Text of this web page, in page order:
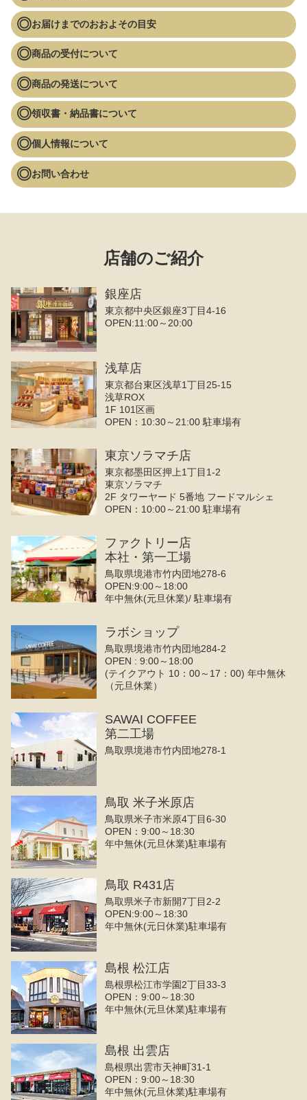
お届けまでのおおよその目安
商品の受付について
商品の発送について
領収書・納品書について
個人情報について
お問い合わせ
店舗のご紹介
銀座店
東京都中央区銀座3丁目4‐16
OPEN:11:00～20:00
浅草店
東京都台東区浅草1丁目25-15
浅草ROX
1F 101区画
OPEN：10:30～21:00 駐車場有
東京ソラマチ店
東京都墨田区押上1丁目1-2
東京ソラマチ
2F タワーヤード 5番地 フードマルシェ
OPEN：10:00～21:00 駐車場有
ファクトリー店
本社・第一工場
鳥取県境港市竹内団地278-6
OPEN:9:00～18:00
年中無休(元旦休業)/ 駐車場有
ラボショップ
鳥取県境港市竹内団地284-2
OPEN : 9:00～18:00
(テイクアウト 10：00～17：00) 年中無休
（元旦休業）
SAWAI COFFEE
第二工場
鳥取県境港市竹内団地278-1
鳥取 米子米原店
鳥取県米子市米原4丁目6-30
OPEN：9:00～18:30
年中無休(元旦休業)駐車場有
鳥取 R431店
鳥取県米子市新開7丁目2-2
OPEN:9:00～18:30
年中無休(元日休業)駐車場有
島根 松江店
島根県松江市学園2丁目33-3
OPEN：9:00～18:30
年中無休(元旦休業)駐車場有
島根 出雲店
島根県出雲市天神町31-1
OPEN：9:00～18:30
年中無休(元旦休業)駐車場有